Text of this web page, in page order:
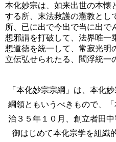
本化妙宗は、如来出世の本懐
する所、末法救護の憲教とし
所、已に出で今出で当に出で
想邪謂を打破して、法界唯一
想道徳を統一して、常寂光明
立伝弘せられたる、閻浮統一
「本化妙宗宗綱」は、本化
綱領ともいうべきもので、
治３５年１０月、創立者田
御はじめて本化宗学を組織